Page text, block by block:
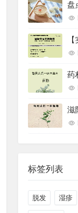
标签列表
脱发 湿疹